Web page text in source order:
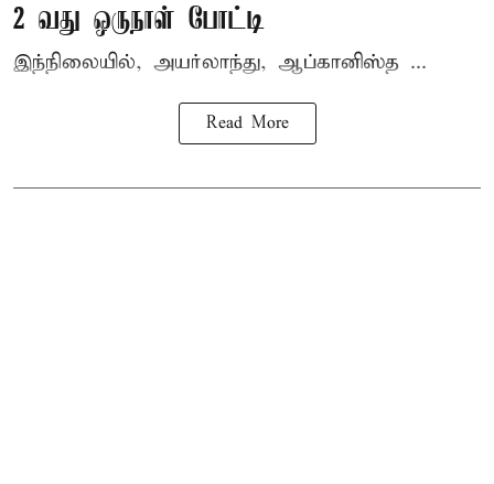
2 வது ஒருநாள் போட்டி
இந்நிலையில், அயர்லாந்து, ஆப்கானிஸ்த ...
Read More